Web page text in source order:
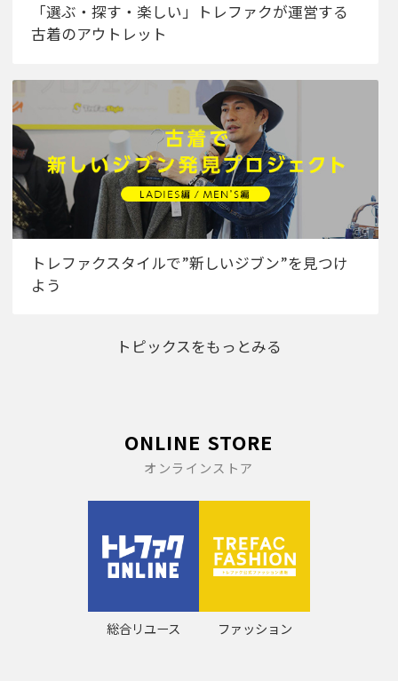
「選ぶ・探す・楽しい」トレファクが運営する
古着のアウトレット
トレファクスタイルで”新しいジブン”を見つけ
よう
トピックスをもっとみる
ONLINE STORE
オンラインストア
総合リユース ファッション